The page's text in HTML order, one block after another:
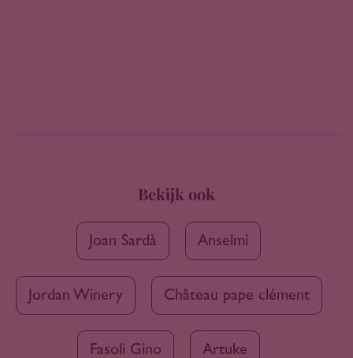
Bekijk ook
Joan Sardà Anselmi
Jordan Winery Château pape clément
Fasoli Gino Artuke